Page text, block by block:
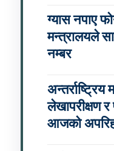
ग्यास नपाए
मन्त्रालयले
नम्बर
लेखापरीक्षण
आजको